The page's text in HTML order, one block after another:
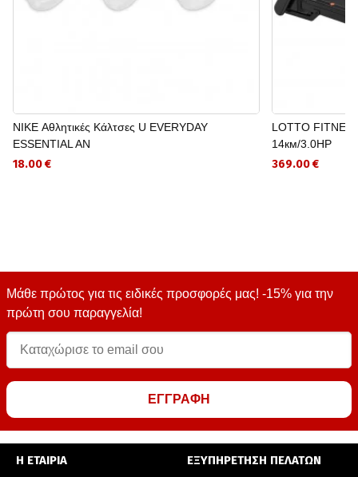
NIKE Αθλητικές Κάλτσες U EVERYDAY
ESSENTIAL AN
18.00 €
LOTTO
14км/3.0HP
369.00 €
Μάθε πρώτος για τις ειδικές προσφορές μας! -15% για την
πρώτη σου παραγγελία!
ΕΓΓΡΑΦΗ
Η ΕΤΑΙΡΙΑ ΕΞΥΠΗΡΕΤΗΣΗ ΠΕΛΑΤΩΝ